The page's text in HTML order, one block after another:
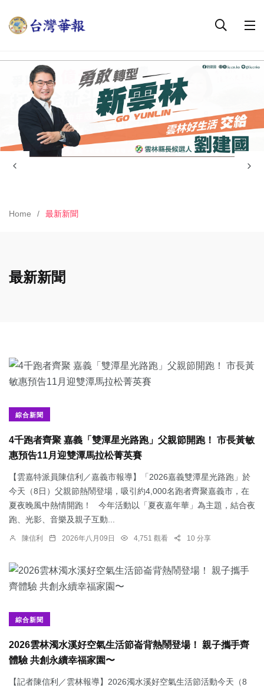
Home 最新新聞
最新新聞
綜合新聞
4千跑者齊聚 嘉義「雙潭星光路跑」父親節開跑！ 市長黃敏
惠預告11月迎雙潭馬拉松菁英賽
【雲嘉特派員陳信利／嘉義市報導】「2026嘉義雙潭星光路跑」於
今天（8日）父親節熱鬧登場，吸引約4,000名跑者齊聚嘉義市，在
夏夜晚風中熱情開跑！ 今年活動以「夏夜嘉年華」為主題，結合夜
跑、光影、音樂及親子互動...
陳信利 2026年八月09日 4,751 觀看 10 分享
綜合新聞
2026雲林濁水溪好空氣生活節崙背熱鬧登場！ 親子攜手齊
體驗 共創永續幸福家園〜
【記者陳信利／雲林報導】2026濁水溪好空氣生活節活動今天（8